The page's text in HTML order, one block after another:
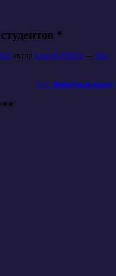
*
автор Сергей ЮНГА — Нет
<<< Вернуться назад